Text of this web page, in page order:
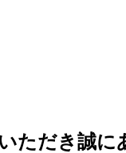
ただき誠に